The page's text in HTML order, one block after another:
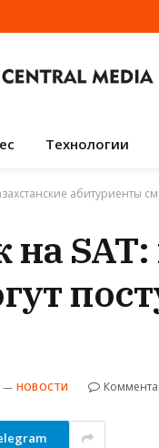
Технологии
абитуриенты
SAT:
НОВОСТИ